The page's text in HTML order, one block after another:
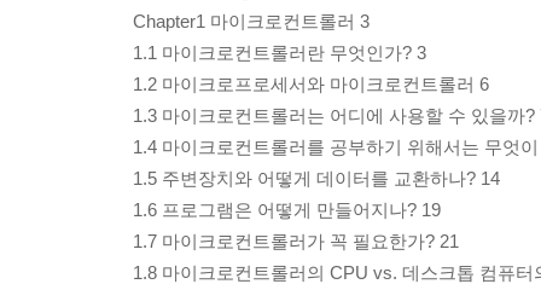
Chapter1 마이크로컨트롤러 3
1.1 마이크로컨트롤러란 무엇인가? 3
1.2 마이크로프로세서와 마이크로컨트롤러 6
1.3 마이크로컨트롤러는 어디에 사용할 수 있을까?
1.4 마이크로컨트롤러를 공부하기 위해서는 무엇
1.5 주변장치와 어떻게 데이터를 교환하나? 14
1.6 프로그램은 어떻게 만들어지나? 19
1.7 마이크로컨트롤러가 꼭 필요한가? 21
1.8 마이크로컨트롤러의 CPU vs. 데스크톱 컴퓨터